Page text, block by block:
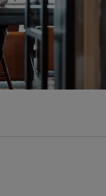
Arab Emirates
解
解
察
度解读